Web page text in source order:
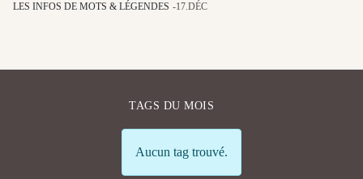
LES INFOS DE MOTS & LÉGENDES 17.DÉC
TAGS DU MOIS
Info
Aucun tag trouvé.